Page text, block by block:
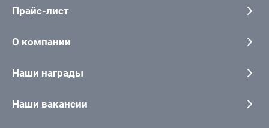
Прайс-лист
О компании
Наши награды
Наши вакансии